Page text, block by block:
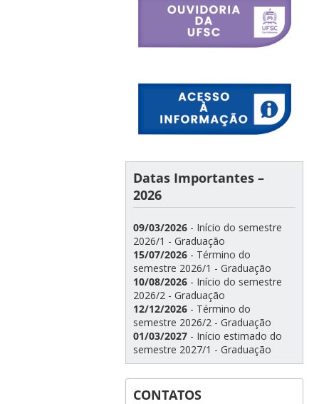
Datas Importantes –
2026
09/03/2026 - Início do semestre
2026/1 - Graduação
15/07/2026 - Término do
semestre 2026/1 - Graduação
10/08/2026 - Início do semestre
2026/2 - Graduação
12/12/2026 - Término do
semestre 2026/2 - Graduação
01/03/2027 - Início estimado do
semestre 2027/1 - Graduação
CONTATOS